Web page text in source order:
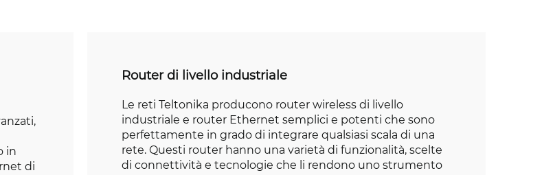
in
di
Router di livello industriale
Le reti Teltonika producono router wireless di livello
industriale e router Ethernet semplici e potenti che sono
perfettamente in grado di integrare qualsiasi scala di una
rete. Questi router hanno una varietà di funzionalità, scelte
di connettività e tecnologie che li rendono uno strumento